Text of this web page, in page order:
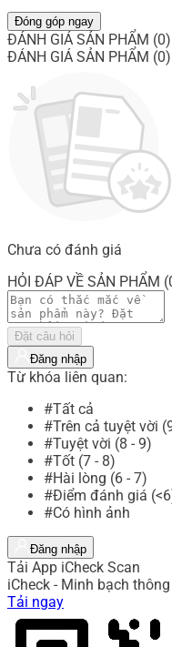
Đóng góp ngay
ĐÁNH GIÁ SẢN PHẨM (0)
ĐÁNH GIÁ SẢN PHẨM (0)
Chưa có đánh giá
HỎI ĐÁP VỀ SẢN PHẨM
Đặt câu hỏi
Đăng nhập
Từ khóa liên quan:
#Tất cả
#Trên cả tuyệt vời
#Tuyệt vời (8 - 9)
#Tốt (7 - 8)
#Hài lòng (6 - 7)
#Điểm đánh giá
#Có hình ảnh
Đăng nhập
Tải App iCheck Scan
iCheck - Minh bạch
Tải ngay